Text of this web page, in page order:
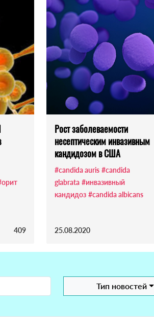
409
Рост заболеваемости
несептическим инвазивным
кандидозом в США
#candida auris #candida
glabrata #инвазивный
кандидоз #candida albicans
25.08.2020
Тип новостей